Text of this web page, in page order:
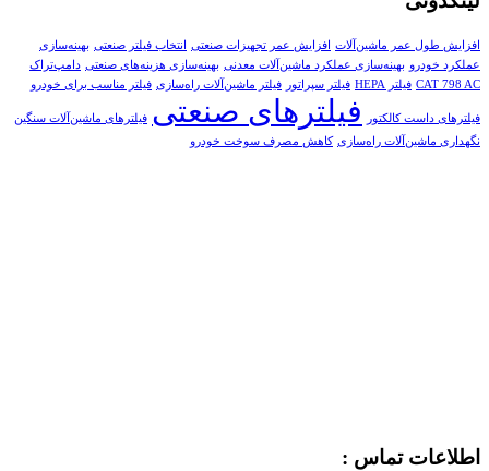
افزایش طول عمر ماشین‌آلات افزایش عمر تجهیزات صنعتی انتخاب فیلتر صنعتی بهینه‌سازی
عملکرد خودرو بهینه‌سازی عملکرد ماشین‌آلات معدنی بهینه‌سازی هزینه‌های صنعتی دامپ‌تراک
CAT 798 AC فیلتر HEPA فیلتر سپراتور فیلتر ماشین‌آلات راه‌سازی فیلتر مناسب برای خودرو
فیلترهای داست کالکتور فیلترهای صنعتی فیلترهای ماشین‌آلات سنگین
نگهداری ماشین‌آلات راه‌سازی کاهش مصرف سوخت خودرو
اطلاعات تماس :